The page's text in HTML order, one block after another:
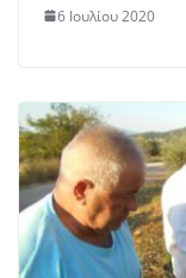
6 Ιουλίου 2020